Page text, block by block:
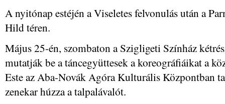
A nyitónap estéjén a Viseletes felvonulás után a
Hild téren.
Május 25-én, szombaton a Szigligeti Színház
mutatják be a táncegyüttesek a koreográfiáikat a
Este az Aba-Novák Agóra Kulturális Központban
zenekar húzza a talpalávalót.